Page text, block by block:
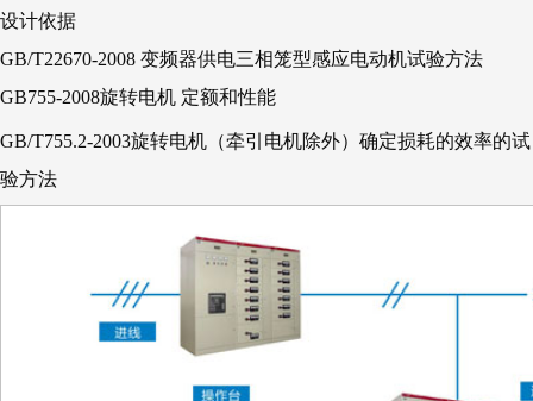
设计依据
GB/T22670-2008 变频器供电三相笼型感应电动机试验方法
GB755-2008旋转电机 定额和性能
GB/T755.2-2003旋转电机（牵引电机除外）确定损耗的效率的试
验方法